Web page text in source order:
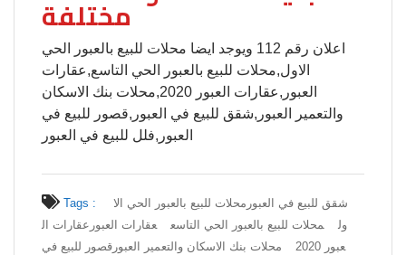
مختلفة
اعلان رقم 112 ويوجد ايضا محلات للبيع بالعبور الحي
الاول,محلات للبيع بالعبور الحي التاسع,عقارات
العبور,عقارات العبور 2020,محلات بنك الاسكان
والتعمير العبور,شقق للبيع في العبور,قصور للبيع في
العبور,فلل للبيع في العبور
Tags : شقق للبيع في العبور محلات للبيع بالعبور الحي الا
ول
محلات للبيع بالعبور الحي التاسع عقارات العبور عقارات ال
عبور 2020
محلات بنك الاسكان والتعمير العبور قصور للبيع في